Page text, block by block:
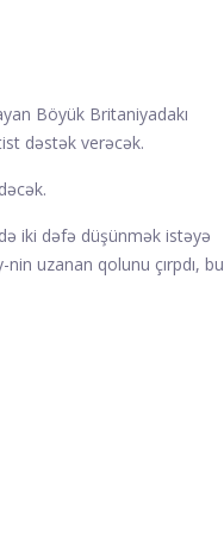
Böyük Britaniyadakı
dəstək verəcək.
iki dəfə düşünmək istəyə
uzanan qolunu çırpdı, bu